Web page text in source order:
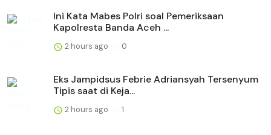
Ini Kata Mabes Polri soal Pemeriksaan
Kapolresta Banda Aceh ...
2 hours ago 0
Eks Jampidsus Febrie Adriansyah Tersenyum
Tipis saat di Keja...
2 hours ago 1